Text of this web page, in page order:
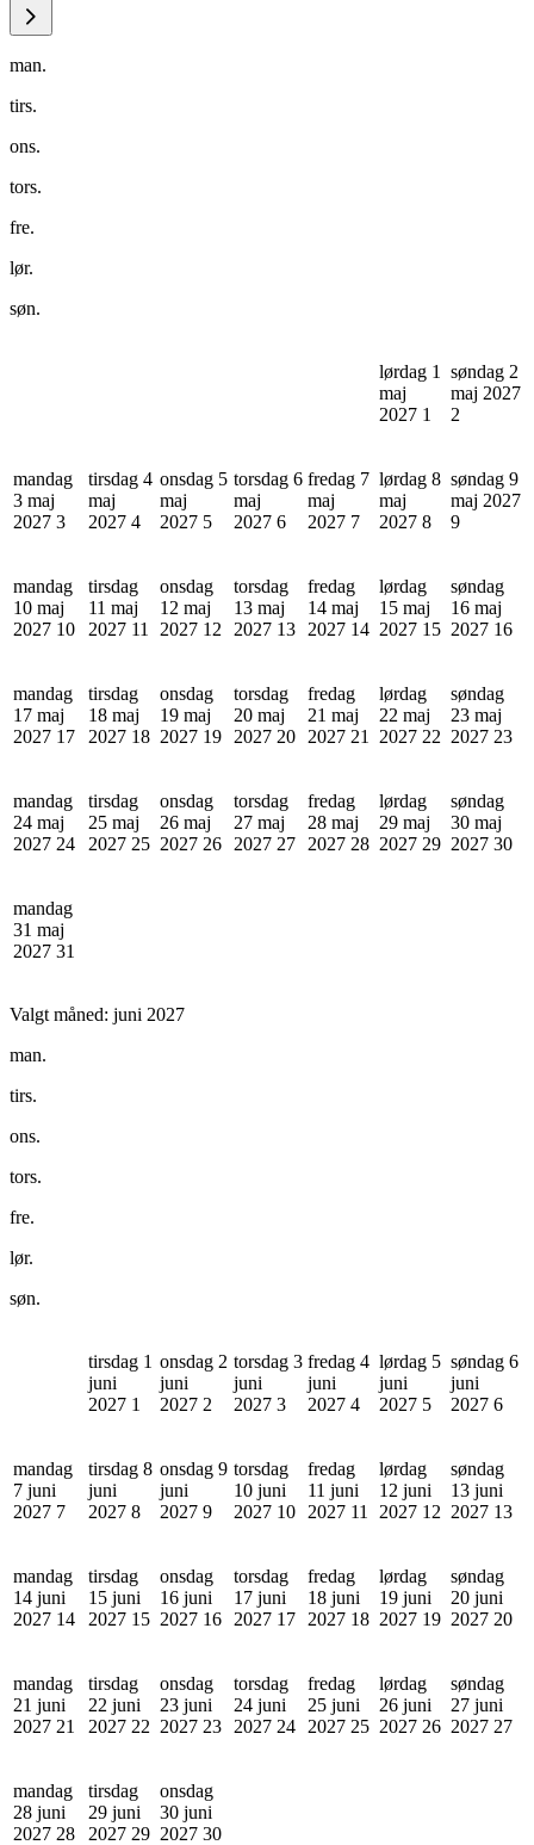
man.
tirs.
ons.
tors.
fre.
lør.
søn.
lørdag 1
maj
2027 1
søndag 2
maj 2027
2
mandag
3 maj
2027 3
tirsdag 4
maj
2027 4
onsdag 5
maj
2027 5
torsdag 6
maj
2027 6
fredag 7
maj
2027 7
lørdag 8
maj
2027 8
søndag 9
maj 2027
9
mandag
10 maj
2027 10
tirsdag
11 maj
2027 11
onsdag
12 maj
2027 12
torsdag
13 maj
2027 13
fredag
14 maj
2027 14
lørdag
15 maj
2027 15
søndag
16 maj
2027 16
mandag
17 maj
2027 17
tirsdag
18 maj
2027 18
onsdag
19 maj
2027 19
torsdag
20 maj
2027 20
fredag
21 maj
2027 21
lørdag
22 maj
2027 22
søndag
23 maj
2027 23
mandag
24 maj
2027 24
tirsdag
25 maj
2027 25
onsdag
26 maj
2027 26
torsdag
27 maj
2027 27
fredag
28 maj
2027 28
lørdag
29 maj
2027 29
søndag
30 maj
2027 30
mandag
31 maj
2027 31
Valgt måned: juni 2027
man.
tirs.
ons.
tors.
fre.
lør.
søn.
tirsdag 1
juni
2027 1
onsdag 2
juni
2027 2
torsdag 3
juni
2027 3
fredag 4
juni
2027 4
lørdag 5
juni
2027 5
søndag 6
juni
2027 6
mandag
7 juni
2027 7
tirsdag 8
juni
2027 8
onsdag 9
juni
2027 9
torsdag
10 juni
2027 10
fredag
11 juni
2027 11
lørdag
12 juni
2027 12
søndag
13 juni
2027 13
mandag
14 juni
2027 14
tirsdag
15 juni
2027 15
onsdag
16 juni
2027 16
torsdag
17 juni
2027 17
fredag
18 juni
2027 18
lørdag
19 juni
2027 19
søndag
20 juni
2027 20
mandag
21 juni
2027 21
tirsdag
22 juni
2027 22
onsdag
23 juni
2027 23
torsdag
24 juni
2027 24
fredag
25 juni
2027 25
lørdag
26 juni
2027 26
søndag
27 juni
2027 27
mandag
28 juni
2027 28
tirsdag
29 juni
2027 29
onsdag
30 juni
2027 30